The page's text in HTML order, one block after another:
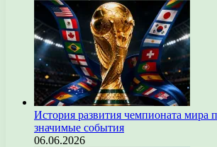
История развития чемпионата мира
значимые события
06.06.2026